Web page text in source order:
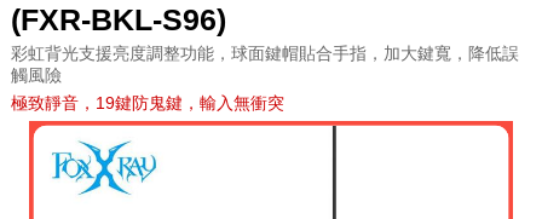
(FXR-BKL-S96)
彩虹背光支援亮度調整功能，球面鍵帽貼合手指，加大鍵寬，降低誤
觸風險
極致靜音，19鍵防鬼鍵，輸入無衝突